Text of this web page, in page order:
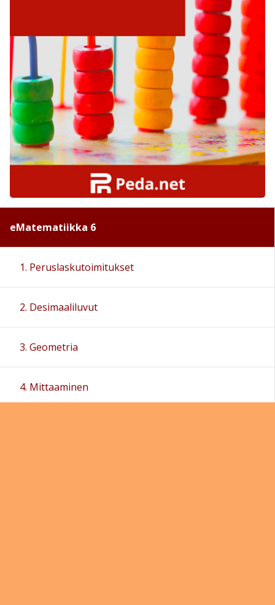
eMatematiikka 6
1. Peruslaskutoimitukset
2. Desimaaliluvut
3. Geometria
4. Mittaaminen